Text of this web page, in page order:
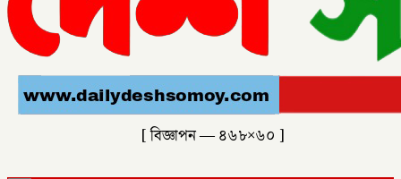
[ বিজ্ঞাপন — ৪৬৮×৬০ ]